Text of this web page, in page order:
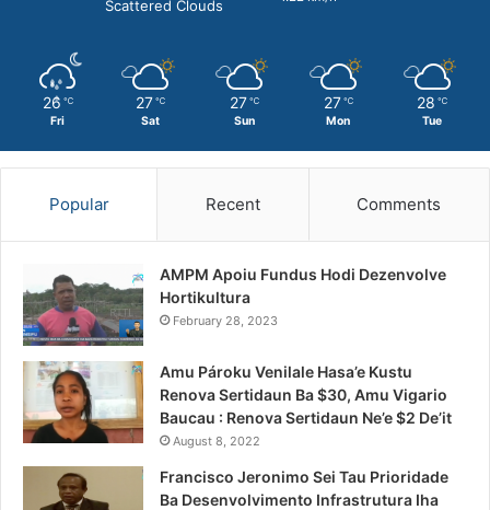
Scattered Clouds
26 ℃
Fri
27 ℃
Sat
27 ℃
Sun
27 ℃
Mon
28 ℃
Tue
Popular Recent Comments
AMPM Apoiu Fundus Hodi Dezenvolve
Hortikultura
February 28, 2023
Amu Pároku Venilale Hasa’e Kustu
Renova Sertidaun Ba $30, Amu Vigario
Baucau : Renova Sertidaun Ne’e $2 De’it
August 8, 2022
Francisco Jeronimo Sei Tau Prioridade
Ba Desenvolvimento Infrastrutura Iha